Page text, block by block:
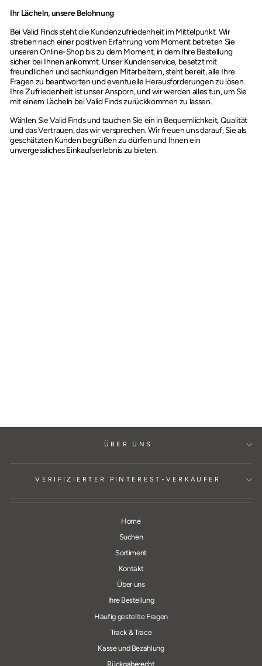
Ihr Lächeln, unsere Belohnung
Bei Valid Finds steht die Kundenzufriedenheit im Mittelpunkt. Wir
streben nach einer positiven Erfahrung vom Moment betreten Sie
unseren Online-Shop bis zu dem Moment, in dem Ihre Bestellung
sicher bei Ihnen ankommt. Unser Kundenservice, besetzt mit
freundlichen und sachkundigen Mitarbeitern, steht bereit, alle Ihre
Fragen zu beantworten und eventuelle Herausforderungen zu lösen.
Ihre Zufriedenheit ist unser Ansporn, und wir werden alles tun, um Sie
mit einem Lächeln bei Valid Finds zurückkommen zu lassen.
Wählen Sie Valid Finds und tauchen Sie ein in Bequemlichkeit, Qualität
und das Vertrauen, das wir versprechen. Wir freuen uns darauf, Sie als
geschätzten Kunden begrüßen zu dürfen und Ihnen ein
unvergessliches Einkaufserlebnis zu bieten.
ÜBER UNS
VERIFIZIERTER PINTEREST-VERKÄUFER
Home
Suchen
Sortiment
Kontakt
Über uns
Ihre Bestellung
Häufig gestellte Fragen
Track & Trace
Kasse und Bezahlung
Rückgaberecht